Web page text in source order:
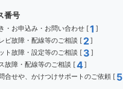
番号
・お申込み・お問い合わせ [1 ]
ビ故障・配線等のご相談 [ 2]
ト故障・設定等のご相談 [ 3 ]
故障・配線等のご相談 [4]
合せや、かけつけサポートのご依頼 [ 5